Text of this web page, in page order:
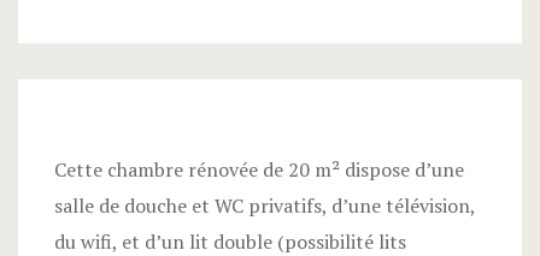
Cette chambre rénovée de 20 m² dispose d’une
salle de douche et WC privatifs, d’une télévision,
du wifi, et d’un lit double (possibilité lits